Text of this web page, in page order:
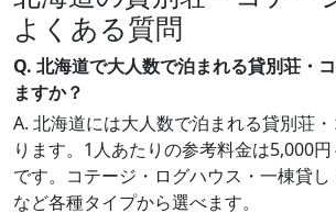
よくある質問
Q. 北海道で大人数で泊まれる貸別荘・
ますか？
A. 北海道には大人数で泊まれる貸別荘
ります。1人あたりの参考料金は5,000
です。コテージ・ログハウス・一棟貸
など各種タイプから選べます。